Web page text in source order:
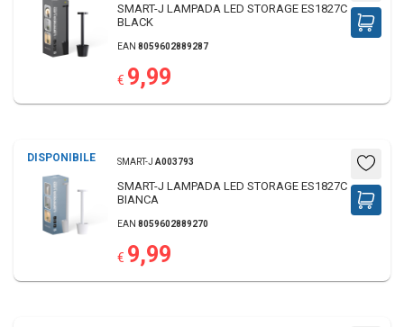
SMART-J LAMPADA LED STORAGE ES1827C
BLACK
EAN 8059602889287
€ 9,99
DISPONIBILE SMART-J A003793
SMART-J LAMPADA LED STORAGE ES1827C
BIANCA
EAN 8059602889270
€ 9,99